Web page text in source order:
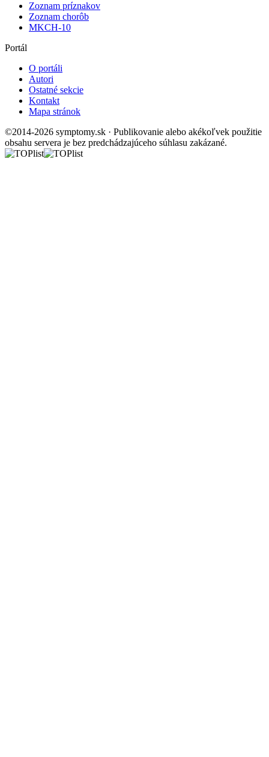
Zoznam príznakov
Zoznam chorôb
MKCH-10
Portál
O portáli
Autori
Ostatné sekcie
Kontakt
Mapa stránok
©2014-2026 symptomy.sk · Publikovanie alebo akékoľvek použitie
obsahu servera je bez predchádzajúceho súhlasu zakázané.